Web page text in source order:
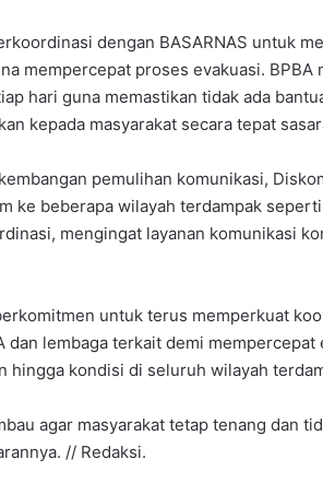
dengan BASARNAS untuk
mempercepat proses evakuasi. BPBA
hari guna memastikan tidak ada
kepada masyarakat secara tepat
pemulihan komunikasi,
ke beberapa wilayah terdampak
mengingat layanan komunikasi
untuk terus memperkuat
dan lembaga terkait demi mempercepat
hingga kondisi di seluruh wilayah
agar masyarakat tetap tenang dan
// Redaksi.